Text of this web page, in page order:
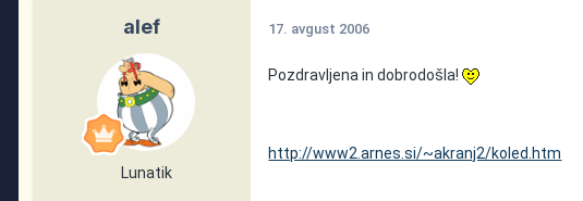
alef
Lunatik
17. avgust 2006
Pozdravljena in dobrodošla!
http://www2.arnes.si/~akranj2/koled.htm